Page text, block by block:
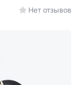
Нет отзывов